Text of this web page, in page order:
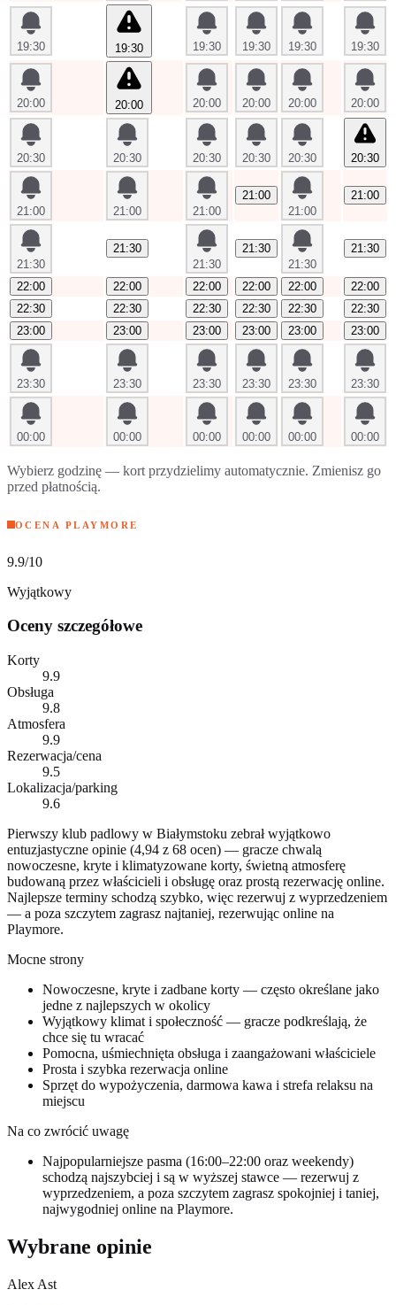
19:30 19:30 19:30 19:30 19:30 19:30
20:00 20:00 20:00 20:00 20:00 20:00
20:30 20:30 20:30 20:30 20:30 20:30
21:00 21:00 21:00
21:00
21:00
21:00
21:30
21:30
21:30
21:30
21:30
21:30
22:00 22:00 22:00 22:00 22:00
22:00
22:30
22:30 22:30 22:30 22:30
22:30
23:00
23:00 23:00 23:00 23:00 23:00
23:30 23:30 23:30 23:30 23:30 23:30
00:00 00:00 00:00 00:00 00:00 00:00
Wybierz godzinę — kort przydzielimy automatycznie. Zmienisz go
przed płatnością.
OCENA PLAYMORE
9.9/10
Wyjątkowy
Oceny szczegółowe
Korty
9.9
Obsługa
9.8
Atmosfera
9.9
Rezerwacja/cena
9.5
Lokalizacja/parking
9.6
Pierwszy klub padlowy w Białymstoku zebrał wyjątkowo
entuzjastyczne opinie (4,94 z 68 ocen) — gracze chwalą
nowoczesne, kryte i klimatyzowane korty, świetną atmosferę
budowaną przez właścicieli i obsługę oraz prostą rezerwację online.
Najlepsze terminy schodzą szybko, więc rezerwuj z wyprzedzeniem
— a poza szczytem zagrasz najtaniej, rezerwując online na
Playmore.
Mocne strony
Nowoczesne, kryte i zadbane korty — często określane jako
jedne z najlepszych w okolicy
Wyjątkowy klimat i społeczność — gracze podkreślają, że
chce się tu wracać
Pomocna, uśmiechnięta obsługa i zaangażowani właściciele
Prosta i szybka rezerwacja online
Sprzęt do wypożyczenia, darmowa kawa i strefa relaksu na
miejscu
Na co zwrócić uwagę
Najpopularniejsze pasma (16:00–22:00 oraz weekendy)
schodzą najszybciej i są w wyższej stawce — rezerwuj z
wyprzedzeniem, a poza szczytem zagrasz spokojniej i taniej,
najwygodniej online na Playmore.
Wybrane opinie
Alex Ast